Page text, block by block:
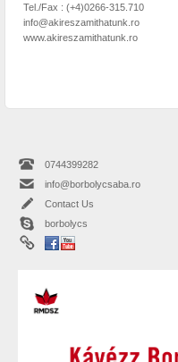
Tel./Fax : (+4)0266-315.710
info@akireszamithatunk.ro
www.akireszamithatunk.ro
0744399282
info@borbolycsaba.ro
Contact Us
borbolycs